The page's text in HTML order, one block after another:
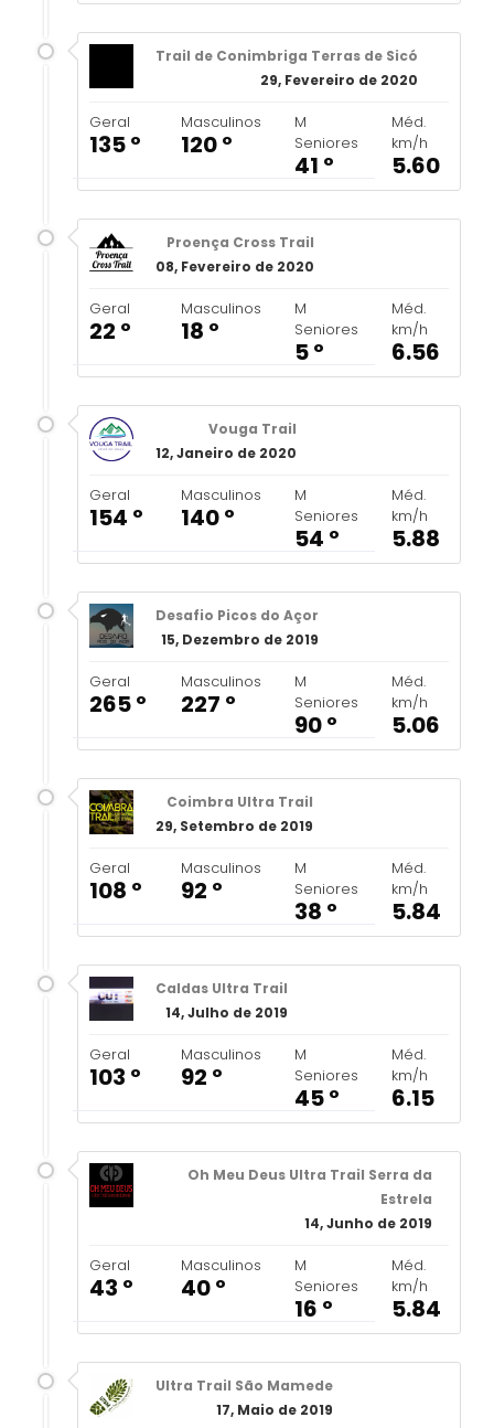
Trail de Conimbriga Terras de Sicó
29, Fevereiro de 2020
Geral
135 º
Masculinos
120 º
M
Seniores
41 º
Méd.
km/h
5.60
Proença Cross Trail
08, Fevereiro de 2020
Geral
22 º
Masculinos
18 º
M
Seniores
5 º
Méd.
km/h
6.56
Vouga Trail
12, Janeiro de 2020
Geral
154 º
Masculinos
140 º
M
Seniores
54 º
Méd.
km/h
5.88
Desafio Picos do Açor
15, Dezembro de 2019
Geral
265 º
Masculinos
227 º
M
Seniores
90 º
Méd.
km/h
5.06
Coimbra Ultra Trail
29, Setembro de 2019
Geral
108 º
Masculinos
92 º
M
Seniores
38 º
Méd.
km/h
5.84
Caldas Ultra Trail
14, Julho de 2019
Geral
103 º
Masculinos
92 º
M
Seniores
45 º
Méd.
km/h
6.15
Oh Meu Deus Ultra Trail Serra da
Estrela
14, Junho de 2019
Geral
43 º
Masculinos
40 º
M
Seniores
16 º
Méd.
km/h
5.84
Ultra Trail São Mamede
17, Maio de 2019